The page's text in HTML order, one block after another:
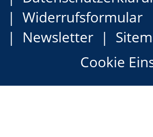
Widerrufsformular
Newsletter
Cookie